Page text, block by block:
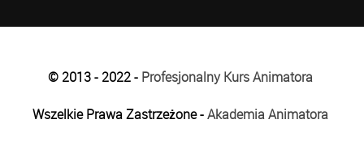
© 2013 - 2022 - Profesjonalny Kurs Animatora
Wszelkie Prawa Zastrzeżone -Akademia Animatora